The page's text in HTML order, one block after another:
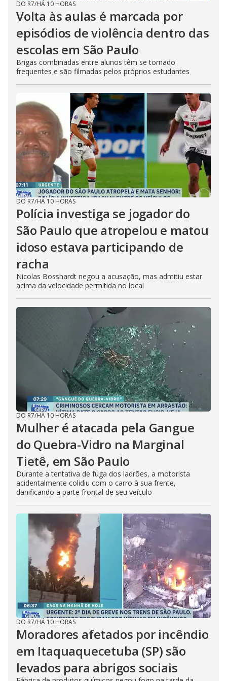
DO R7/HÁ 10 HORAS
Volta às aulas é marcada por
episódios de violência dentro das
escolas em São Paulo
Brigas combinadas entre alunos têm se tornado
frequentes e são filmadas pelos próprios estudantes
DO R7/HÁ 10 HORAS
Polícia investiga se jogador do
São Paulo que atropelou e matou
idoso estava participando de
racha
Nicolas Bosshardt negou a acusação, mas admitiu estar
acima da velocidade permitida no local
DO R7/HÁ 10 HORAS
Mulher é atacada pela Gangue
do Quebra-Vidro na Marginal
Tietê, em São Paulo
Durante a tentativa de fuga dos ladrões, a motorista
acidentalmente colidiu com o carro à sua frente,
danificando a parte frontal de seu veículo
DO R7/HÁ 10 HORAS
Moradores afetados por incêndio
em Itaquaquecetuba (SP) são
levados para abrigos sociais